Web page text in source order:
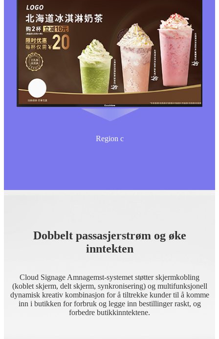
Region c
Dobbelt passasjerstrøm og øke
inntekten
Cloud Signage Amnagemst-systemet støtter skjermkobling
(koblet skjerm, delt skjerm, synkronisering) og multifunksjonell
dynamisk kreativ kombinasjon for å tiltrekke kunder til å komme
inn i butikken for forbruk og legge inn bestillinger raskt, og
forbedre butikkinntektene.